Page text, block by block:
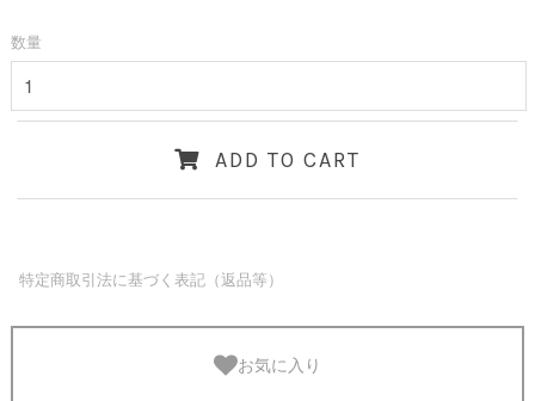
数量
ADD TO CART
特定商取引法に基づく表記（返品等）
お気に入り